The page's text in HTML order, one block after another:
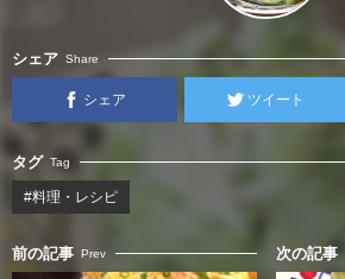
シェア Share
シェア ツイート
タグ Tag
#料理・レシピ
前の記事 Prev 次の記事